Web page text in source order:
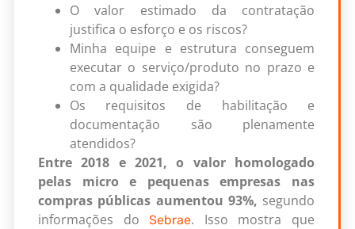
O valor estimado da contratação
justifica o esforço e os riscos?
Minha equipe e estrutura conseguem
executar o serviço/produto no prazo e
com a qualidade exigida?
Os requisitos de habilitação e
documentação são plenamente
atendidos?
Entre 2018 e 2021, o valor homologado
pelas micro e pequenas empresas nas
compras públicas aumentou 93%, segundo
informações doSebrae. Isso mostra que